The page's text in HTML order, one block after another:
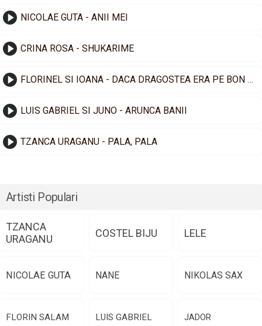
NICOLAE GUTA - ANII MEI
CRINA ROSA - SHUKARIME
FLORINEL SI IOANA - DACA DRAGOSTEA ERA PE BON FISCAL
LUIS GABRIEL SI JUNO - ARUNCA BANII
TZANCA URAGANU - PALA, PALA
Artisti Populari
TZANCA
URAGANU
COSTEL BIJU LELE
NICOLAE GUTA NANE NIKOLAS SAX
FLORIN SALAM LUIS GABRIEL JADOR